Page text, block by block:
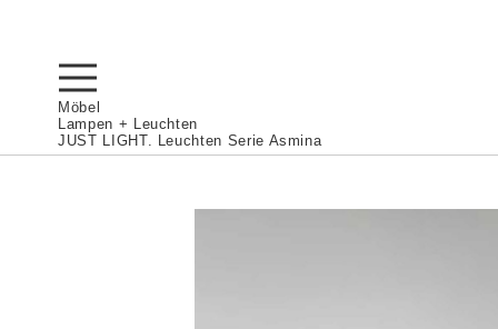
Möbel
Lampen + Leuchten
JUST LIGHT. Leuchten Serie Asmina